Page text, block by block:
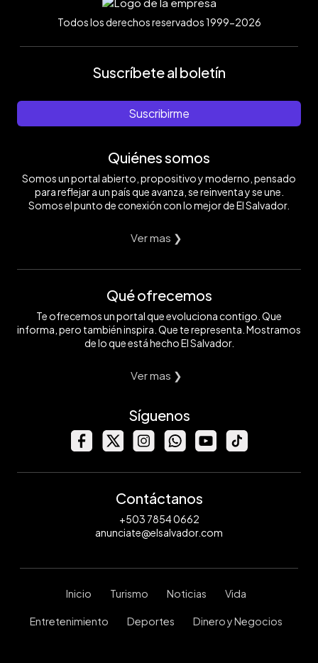
Todos los derechos reservados 1999-2026
Suscríbete al boletín
Suscribirme
Quiénes somos
Somos un portal abierto, propositivo y moderno, pensado
para reflejar a un país que avanza, se reinventa y se une.
Somos el punto de conexión con lo mejor de El Salvador.
Ver mas ❯
Qué ofrecemos
Te ofrecemos un portal que evoluciona contigo. Que
informa, pero también inspira. Que te representa. Mostramos
de lo que está hecho El Salvador.
Ver mas ❯
Síguenos
Contáctanos
+503 7854 0662
anunciate@elsalvador.com
Inicio Turismo Noticias Vida
Entretenimiento Deportes Dinero y Negocios